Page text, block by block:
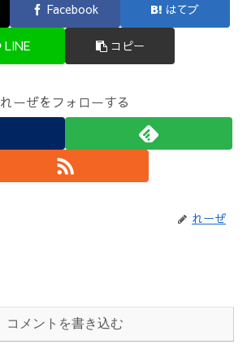
Facebook はてブ
LINE コピー
れーぜをフォローする
れーぜ
コメントを書き込む